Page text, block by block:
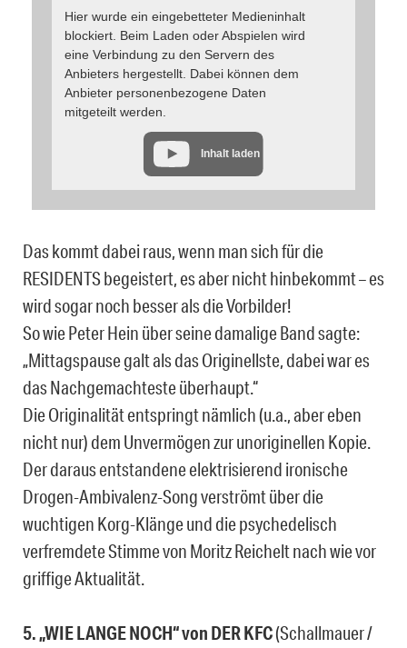
Hier wurde ein eingebetteter Medieninhalt
blockiert. Beim Laden oder Abspielen wird
eine Verbindung zu den Servern des
Anbieters hergestellt. Dabei können dem
Anbieter personenbezogene Daten
mitgeteilt werden.
Inhalt laden
Das kommt dabei raus, wenn man sich für die
RESIDENTS begeistert, es aber nicht hinbekommt – es
wird sogar noch besser als die Vorbilder!
So wie Peter Hein über seine damalige Band sagte:
„Mittagspause galt als das Originellste, dabei war es
das Nachgemachteste überhaupt.“
Die Originalität entspringt nämlich (u.a., aber eben
nicht nur) dem Unvermögen zur unoriginellen Kopie.
Der daraus entstandene elektrisierend ironische
Drogen-Ambivalenz-Song verströmt über die
wuchtigen Korg-Klänge und die psychedelisch
verfremdete Stimme von Moritz Reichelt nach wie vor
griffige Aktualität.
5. „WIE LANGE NOCH“ von DER KFC(Schallmauer /